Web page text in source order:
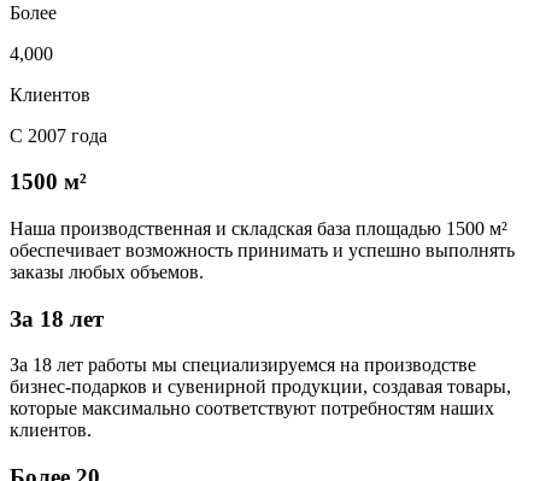
Более
4,000
Клиентов
С 2007 года
1500 м²
Наша производственная и складская база площадью 1500 м²
обеспечивает возможность принимать и успешно выполнять
заказы любых объемов.
За 18 лет
За 18 лет работы мы специализируемся на производстве
бизнес-подарков и сувенирной продукции, создавая товары,
которые максимально соответствуют потребностям наших
клиентов.